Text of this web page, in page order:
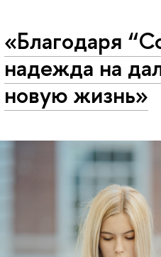
«Благодаря
надежда на
новую жизнь»